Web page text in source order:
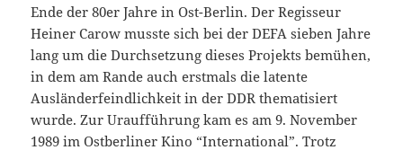
Ende der 80er Jahre in Ost-Berlin. Der Regisseur
Heiner Carow musste sich bei der DEFA sieben Jahre
lang um die Durchsetzung dieses Projekts bemühen,
in dem am Rande auch erstmals die latente
Ausländerfeindlichkeit in der DDR thematisiert
wurde. Zur Uraufführung kam es am 9. November
1989 im Ostberliner Kino “International”. Trotz